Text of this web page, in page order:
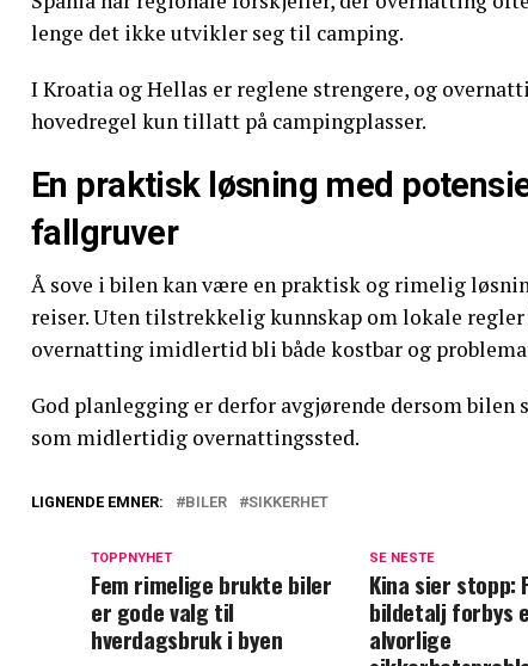
lenge det ikke utvikler seg til camping.
I Kroatia og Hellas er reglene strengere, og
hovedregel kun tillatt på campingplasser.
En praktisk løsning med
fallgruver
Å sove i bilen kan være en praktisk og rimelig
reiser. Uten tilstrekkelig kunnskap om lokale
overnatting imidlertid bli både kostbar og
God planlegging er derfor avgjørende dersom bilen
som midlertidig overnattingssted.
LIGNENDE EMNER: BILER SIKKERHET
SE NESTE
Kina sier stopp:
bildetalj forbys
alvorlige
TOPPNYHET
Fem rimelige brukte biler
er gode valg til
hverdagsbruk i byen